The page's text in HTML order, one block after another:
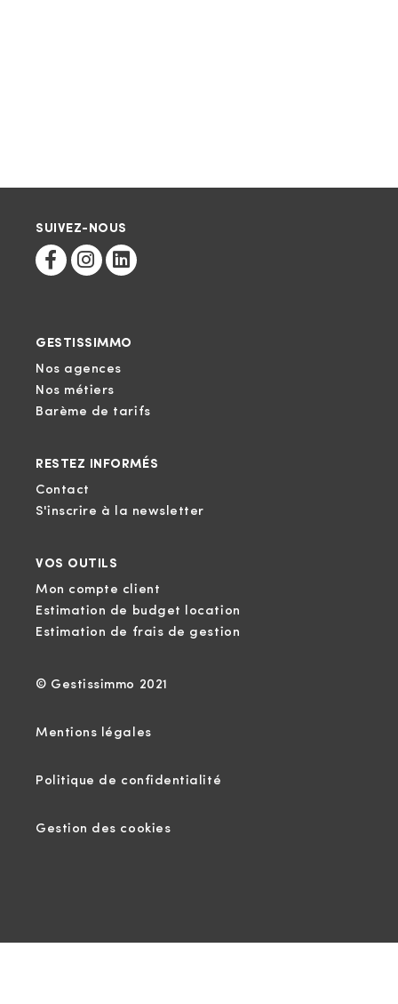
SUIVEZ-NOUS
GESTISSIMMO
Nos agences
Nos métiers
Barème de tarifs
RESTEZ INFORMÉS
Contact
S'inscrire à la newsletter
VOS OUTILS
Mon compte client
Estimation de budget location
Estimation de frais de gestion
© Gestissimmo 2021
Mentions légales
Politique de confidentialité
Gestion des cookies